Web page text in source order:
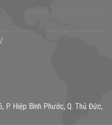
P. Hiệp Bình Phước, Q. Thủ Đức,